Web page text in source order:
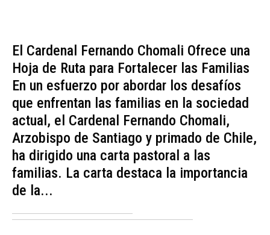
El Cardenal Fernando Chomali Ofrece una
Hoja de Ruta para Fortalecer las Familias
En un esfuerzo por abordar los desafíos
que enfrentan las familias en la sociedad
actual, el Cardenal Fernando Chomali,
Arzobispo de Santiago y primado de Chile,
ha dirigido una carta pastoral a las
familias. La carta destaca la importancia
de la...